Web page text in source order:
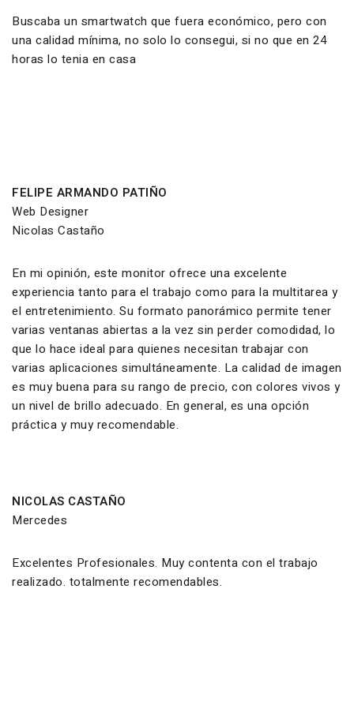
Buscaba un smartwatch que fuera económico, pero con
una calidad mínima, no solo lo consegui, si no que en 24
horas lo tenia en casa
FELIPE ARMANDO PATIÑO
Web Designer
Nicolas Castaño
En mi opinión, este monitor ofrece una excelente
experiencia tanto para el trabajo como para la multitarea y
el entretenimiento. Su formato panorámico permite tener
varias ventanas abiertas a la vez sin perder comodidad, lo
que lo hace ideal para quienes necesitan trabajar con
varias aplicaciones simultáneamente. La calidad de imagen
es muy buena para su rango de precio, con colores vivos y
un nivel de brillo adecuado. En general, es una opción
práctica y muy recomendable.
NICOLAS CASTAÑO
Mercedes
Excelentes Profesionales. Muy contenta con el trabajo
realizado. totalmente recomendables.